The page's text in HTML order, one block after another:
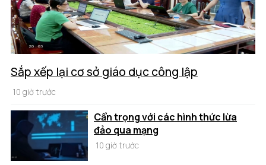
Sắp xếp lại cơ sở giáo dục công lập
10 giờ trước
Cẩn trọng với các hình thức lừa
đảo qua mạng
10 giờ trước